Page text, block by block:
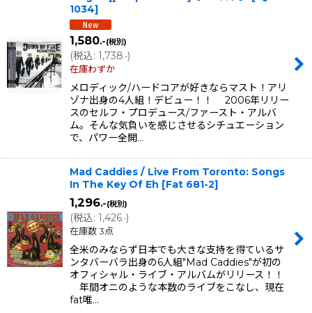
1034]
1,580.-(税別)
(税込: 1,738.-)
在庫わずか
メロディック/ハードコアが好きならマスト！アリ
ゾナ出身の4人組！デビュー！！ 2006年リリー
スのセルフ・プロデュース/ファースト・アルバ
ム。そんな気負いを感じさせるシチュエーション
で、パワー全開…
Mad Caddies / Live From Toronto: Songs
In The Key Of Eh [Fat 681-2]
1,296.-(税別)
(税込: 1,426.-)
在庫数 3点
全米のみならず日本でも大きな支持を得ているサ
ンタバーバラ出身の6人組"Mad Caddies"が初の
オフィシャル・ライブ・アルバムがリリース！！
年間オニのような本数のライブをこなし、現在
fat唯…